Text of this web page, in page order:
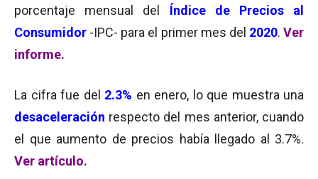
porcentaje mensual del
Índice de Precios al
Consumidor -IPC- para el primer mes del 2020. Ver
informe.
La cifra fue del 2.3% en enero, lo que muestra una
desaceleración respecto del mes anterior, cuando
el que aumento de precios había llegado al 3.7%.
Ver artículo.